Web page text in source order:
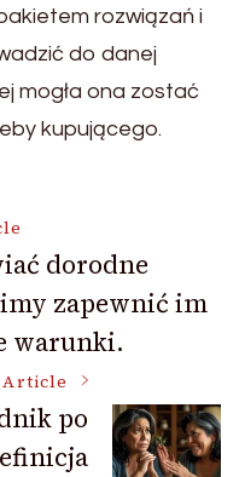
rozwiązań i
do danej
mogła ona zostać
kupującego.
dorodne
zapewnić im
warunki.
Article
po